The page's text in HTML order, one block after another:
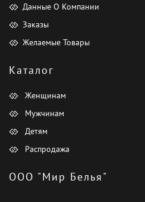
Данные О Компании
Заказы
Желаемые Товары
Каталог
Женщинам
Мужчинам
Детям
Распродажа
ООО "Мир Белья"